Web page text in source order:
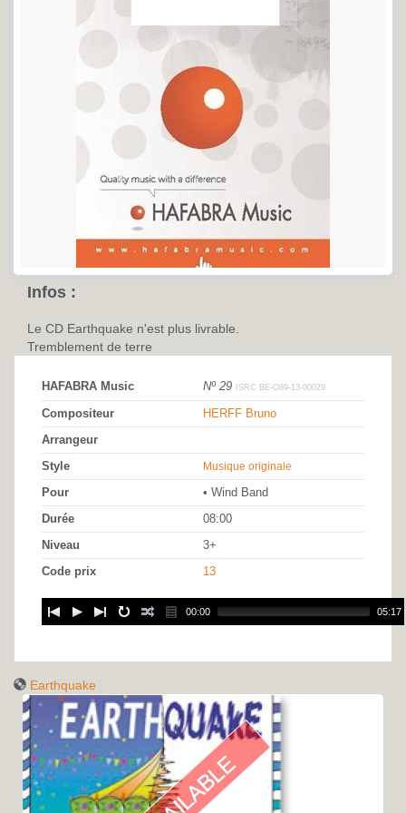
Infos :
Le CD Earthquake n'est plus livrable.
Tremblement de terre
HAFABRA Music Nº 29 ISRC BE-O89-13-00029
Compositeur HERFF Bruno
Arrangeur
Style Musique originale
Pour • Wind Band
Durée 08:00
Niveau 3+
Code prix 13
00:00 05:17
Earthquake